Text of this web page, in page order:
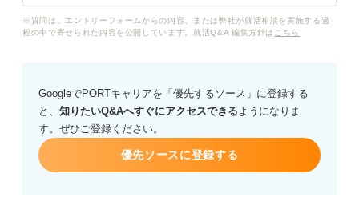
についても、工夫できる点があれば教えていただきたい
※質問は、エントリーフォームからの内容、または弊社が就活相談を実施する過
程の中で寄せられた内容を公開しています。就活Q&A 編集方針は こちら
GoogleでPORTキャリアを「優先するソース」に登録する
と、 知りたいQ&Aへすぐにアクセスできるようになりま
す。ぜひご登録ください。
優先ソースに登録する